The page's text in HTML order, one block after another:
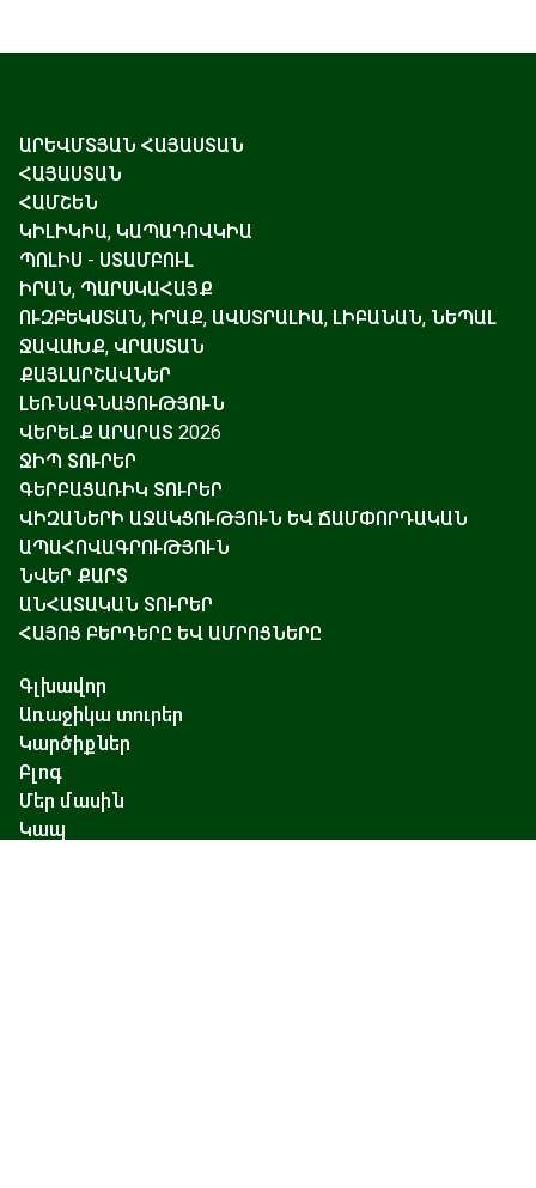
ԱՐԵՎՄՏՅԱՆ ՀԱՅԱՍՏԱՆ
ՀԱՅԱՍՏԱՆ
ՀԱՄՇԵՆ
ԿԻԼԻԿԻԱ, ԿԱՊԱԴՈՎԿԻԱ
ՊՈԼԻՍ - ՍՏԱՄԲՈՒԼ
ԻՐԱՆ, ՊԱՐՍԿԱՀԱՅՔ
ՈՒԶԲԵԿՍՏԱՆ, ԻՐԱՔ, ԱՎՍՏՐԱԼԻԱ, ԼԻԲԱՆԱՆ, ՆԵՊԱԼ
ՋԱՎԱԽՔ, ՎՐԱՍՏԱՆ
ՔԱՅԼԱՐՇԱՎՆԵՐ
ԼԵՌՆԱԳՆԱՑՈՒԹՅՈՒՆ
ՎԵՐԵԼՔ ԱՐԱՐԱՏ 2026
ՋԻՊ ՏՈՒՐԵՐ
ԳԵՐԲԱՑԱՌԻԿ ՏՈՒՐԵՐ
ՎԻԶԱՆԵՐԻ ԱՋԱԿՑՈՒԹՅՈՒՆ ԵՎ ՃԱՄՓՈՐԴԱԿԱՆ
ԱՊԱՀՈՎԱԳՐՈՒԹՅՈՒՆ
ՆՎԵՐ ՔԱՐՏ
ԱՆՀԱՏԱԿԱՆ ՏՈՒՐԵՐ
ՀԱՅՈՑ ԲԵՐԴԵՐԸ ԵՎ ԱՄՐՈՑՆԵՐԸ
Գլխավոր
Առաջիկա տուրեր
Կարծիքներ
Բլոգ
Մեր մասին
Կապ